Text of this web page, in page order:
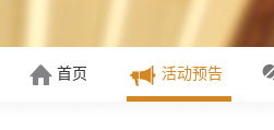
首页 活动预告